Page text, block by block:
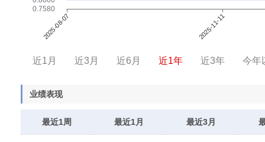
近1月 近3月 近6月 近1年 近3年 今年
业绩表现
最近1周 最近1月 最近3月